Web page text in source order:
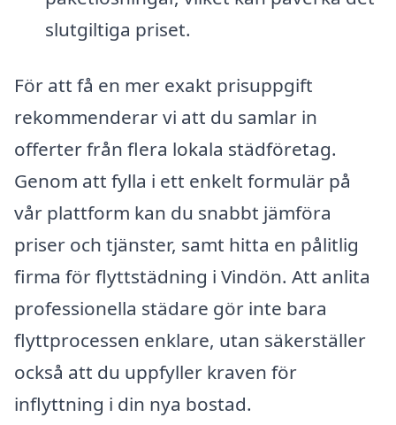
slutgiltiga priset.
För att få en mer exakt prisuppgift
rekommenderar vi att du samlar in
offerter från flera lokala städföretag.
Genom att fylla i ett enkelt formulär på
vår plattform kan du snabbt jämföra
priser och tjänster, samt hitta en pålitlig
firma för flyttstädning i Vindön. Att anlita
professionella städare gör inte bara
flyttprocessen enklare, utan säkerställer
också att du uppfyller kraven för
inflyttning i din nya bostad.